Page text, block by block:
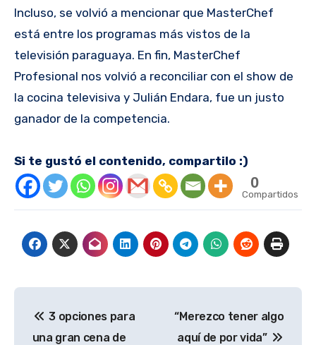
Incluso, se volvió a mencionar que MasterChef
está entre los programas más vistos de la
televisión paraguaya. En fin, MasterChef
Profesional nos volvió a reconciliar con el show de
la cocina televisiva y Julián Endara, fue un justo
ganador de la competencia.
Si te gustó el contenido, compartilo :)
0
Compartidos
de
3 opciones para
una gran cena de
“Merezco tener algo
aquí de por vida”